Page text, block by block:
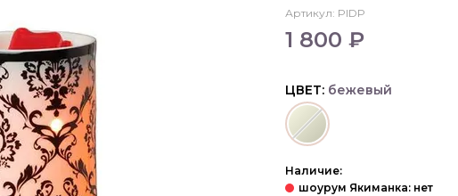
Артикул: PIDP
1 800 ₽
ЦВЕТ: бежевый
Наличие: